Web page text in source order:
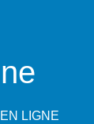
LIGNE